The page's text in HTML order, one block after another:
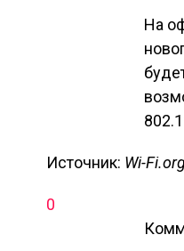
На
Источник: Wi-
0